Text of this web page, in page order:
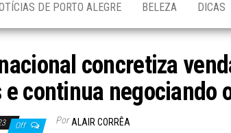
DE PORTO ALEGRE BELEZA DICAS
concretiza
e continua negociando
Off Por ALAIR CORRÊA